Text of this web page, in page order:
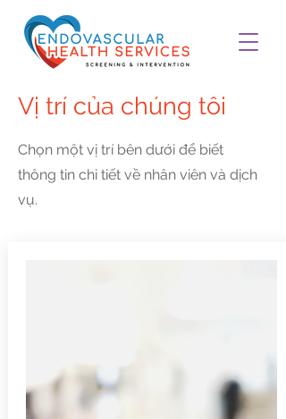
Vị trí của chúng tôi
Chọn một vị trí bên dưới để biết
thông tin chi tiết về nhân viên và dịch
vụ.